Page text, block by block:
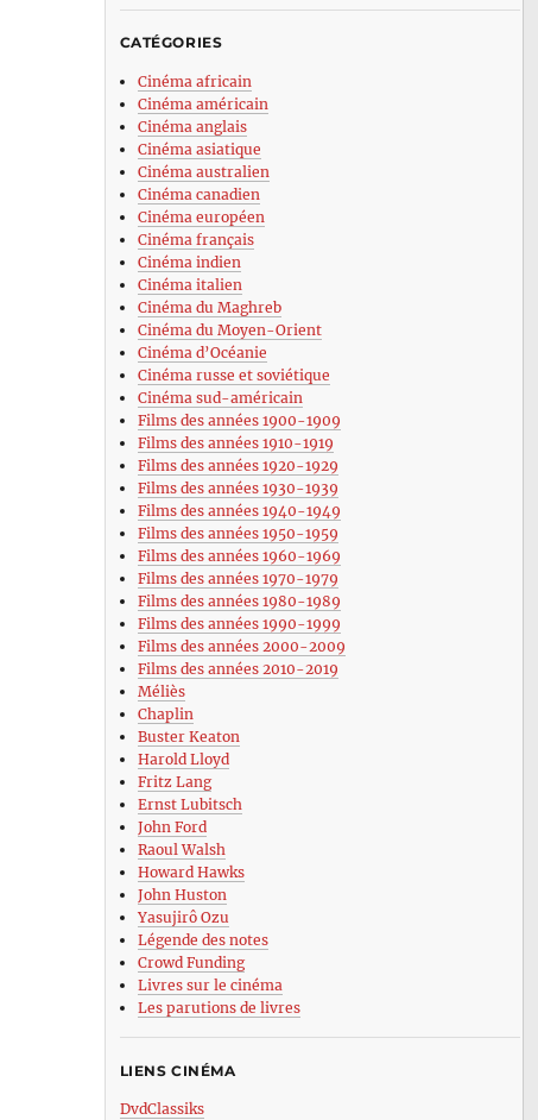
CATÉGORIES
Cinéma africain
Cinéma américain
Cinéma anglais
Cinéma asiatique
Cinéma australien
Cinéma canadien
Cinéma européen
Cinéma français
Cinéma indien
Cinéma italien
Cinéma du Maghreb
Cinéma du Moyen-Orient
Cinéma d’Océanie
Cinéma russe et soviétique
Cinéma sud-américain
Films des années 1900-1909
Films des années 1910-1919
Films des années 1920-1929
Films des années 1930-1939
Films des années 1940-1949
Films des années 1950-1959
Films des années 1960-1969
Films des années 1970-1979
Films des années 1980-1989
Films des années 1990-1999
Films des années 2000-2009
Films des années 2010-2019
Méliès
Chaplin
Buster Keaton
Harold Lloyd
Fritz Lang
Ernst Lubitsch
John Ford
Raoul Walsh
Howard Hawks
John Huston
Yasujirô Ozu
Légende des notes
Crowd Funding
Livres sur le cinéma
Les parutions de livres
LIENS CINÉMA
DvdClassiks